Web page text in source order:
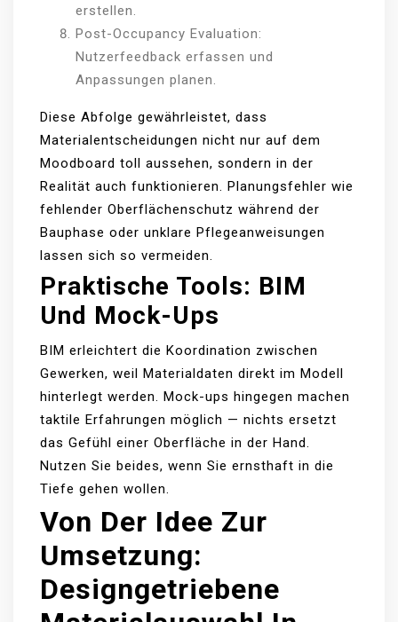
erstellen.
Post-Occupancy Evaluation:
Nutzerfeedback erfassen und
Anpassungen planen.
Diese Abfolge gewährleistet, dass
Materialentscheidungen nicht nur auf dem
Moodboard toll aussehen, sondern in der
Realität auch funktionieren. Planungsfehler wie
fehlender Oberflächenschutz während der
Bauphase oder unklare Pflegeanweisungen
lassen sich so vermeiden.
Praktische Tools: BIM
Und Mock-Ups
BIM erleichtert die Koordination zwischen
Gewerken, weil Materialdaten direkt im Modell
hinterlegt werden. Mock-ups hingegen machen
taktile Erfahrungen möglich — nichts ersetzt
das Gefühl einer Oberfläche in der Hand.
Nutzen Sie beides, wenn Sie ernsthaft in die
Tiefe gehen wollen.
Von Der Idee Zur
Umsetzung:
Designgetriebene